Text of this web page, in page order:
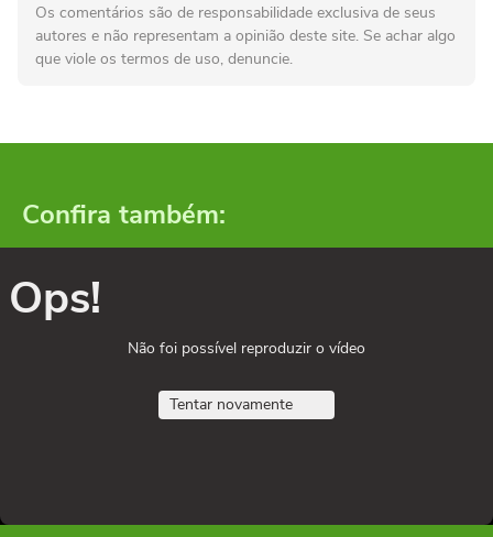
Os comentários são de responsabilidade exclusiva de seus
autores e não representam a opinião deste site. Se achar algo
que viole os termos de uso, denuncie.
Confira também:
Ops!
Não foi possível reproduzir o vídeo
Tentar novamente